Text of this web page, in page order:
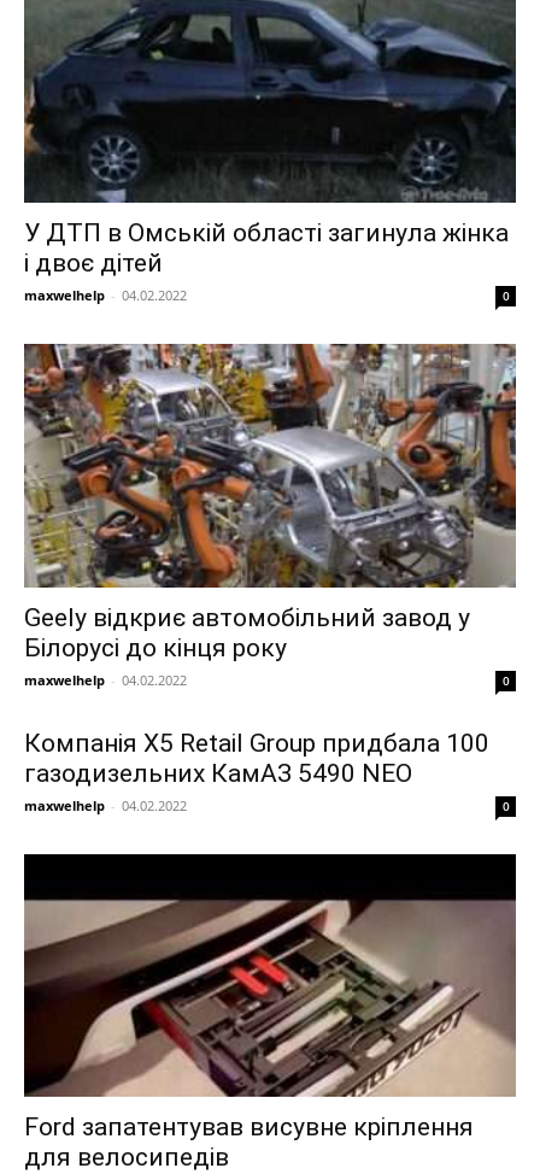
У ДТП в Омській області загинула жінка
і двоє дітей
maxwelhelp - 04.02.2022 0
Geely відкриє автомобільний завод у
Білорусі до кінця року
maxwelhelp - 04.02.2022 0
Компанія Х5 Retail Group придбала 100
газодизельних КамАЗ 5490 NEO
maxwelhelp - 04.02.2022 0
Ford запатентував висувне кріплення
для велосипедів